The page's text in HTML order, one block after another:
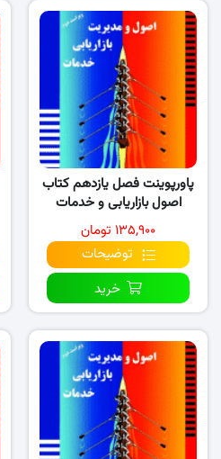
پاورپوینت فصل یازدهم کتاب
اصول بازاریابی و خدمات
(نسخه ۲)
۱۳۵,۹۰۰ تومان
توضیحات
خرید